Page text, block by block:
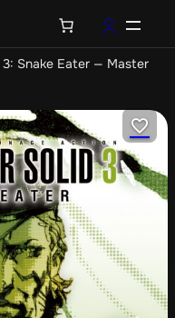
3: Snake Eater — Master